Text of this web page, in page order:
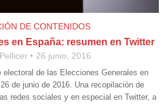
DE CONTENIDOS
en España: resumen en Twitter
26 junio, 2016
electoral de las Elecciones Generales en
de junio de 2016. Una recopilación de
redes sociales y en especial en Twitter, a